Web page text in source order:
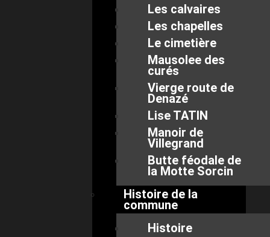
Les calvaires
Les chapelles
Le cimetière
Mausolee des
curés
Vierge route de
Denazé
Lise TATIN
Manoir de
Villegrand
Butte féodale de
la Motte Sorcin
Histoire de la
commune
Histoire